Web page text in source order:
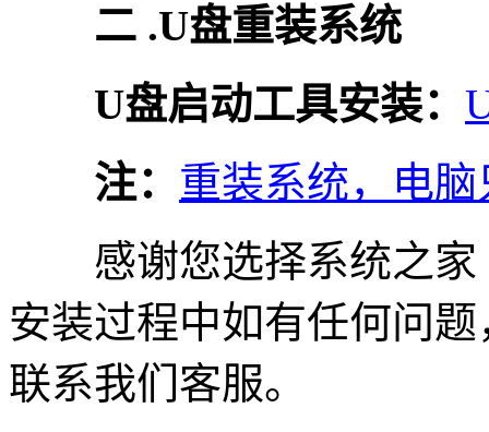
二 .U盘重装系统
U盘启动工具安装：
注： 重装系统，电
感谢您选择系统之家
安装过程中如有任何问题
联系我们客服。